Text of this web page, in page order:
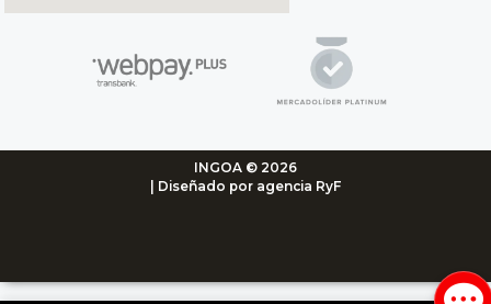
INGOA © 2026
| Diseñado por agencia RyF